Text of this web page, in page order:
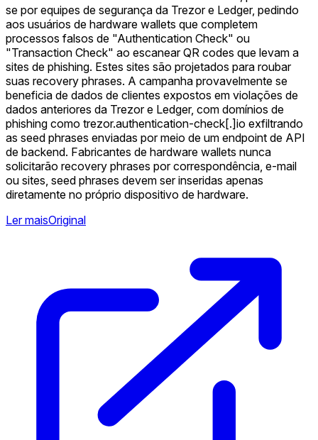
se por equipes de segurança da Trezor e Ledger, pedindo
aos usuários de hardware wallets que completem
processos falsos de "Authentication Check" ou
"Transaction Check" ao escanear QR codes que levam a
sites de phishing. Estes sites são projetados para roubar
suas recovery phrases. A campanha provavelmente se
beneficia de dados de clientes expostos em violações de
dados anteriores da Trezor e Ledger, com domínios de
phishing como trezor.authentication-check[.]io exfiltrando
as seed phrases enviadas por meio de um endpoint de API
de backend. Fabricantes de hardware wallets nunca
solicitarão recovery phrases por correspondência, e-mail
ou sites, seed phrases devem ser inseridas apenas
diretamente no próprio dispositivo de hardware. ️
Ler maisOriginal